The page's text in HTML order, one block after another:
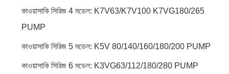
কাওয়াসাকি সিরিজ 4 মডেল: K7V63/K7V100 K7VG180/265
PUMP
কাওয়াসাকি সিরিজ 5 মডেল: K5V 80/140/160/180/200 PUMP
কাওয়াসাকি সিরিজ 6 মডেল: K3VG63/112/180/280 PUMP